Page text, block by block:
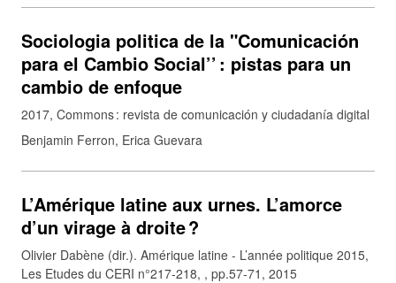
Sociologia politica de la "Comunicación
para el Cambio Social’’ : pistas para un
cambio de enfoque
2017 Commons : revista de comunicación y ciudadanía digital
Benjamin Ferron, Erica Guevara
L’Amérique latine aux urnes. L’amorce
d’un virage à droite ?
Olivier Dabène (dir.). Amérique latine - L’année politique 2015,
Les Etudes du CERI n°217-218, , pp.57-71, 2015